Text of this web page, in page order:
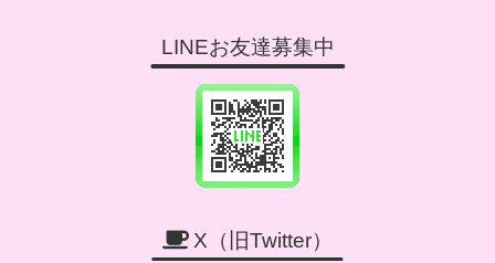
LINEお友達募集中
X（旧Twitter）